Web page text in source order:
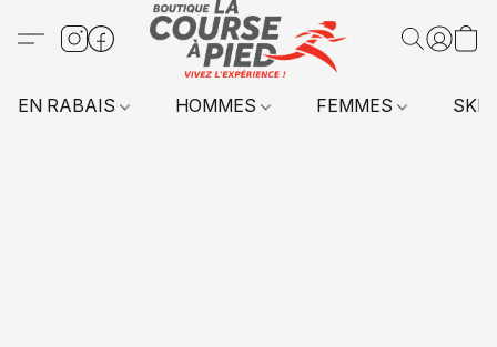
EN RABAIS HOMMES FEMMES SKI